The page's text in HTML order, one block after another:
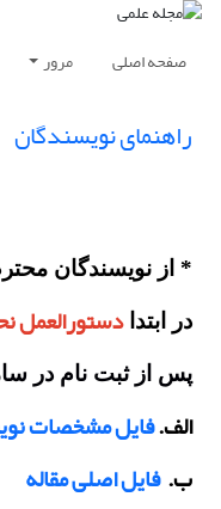
صفحه اصلی مرور
راهنمای نویسندگان
* از نویسندگان
در ابتدادستورالعمل
پس از ثبت نام در سامانه مجله و
الف.فایل مشخصات
ب.فایل اصلی مقاله